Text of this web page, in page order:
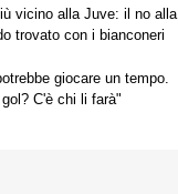
vicino alla Juve: il no alla
trovato con i bianconeri
giocare un tempo.
C'è chi li farà"